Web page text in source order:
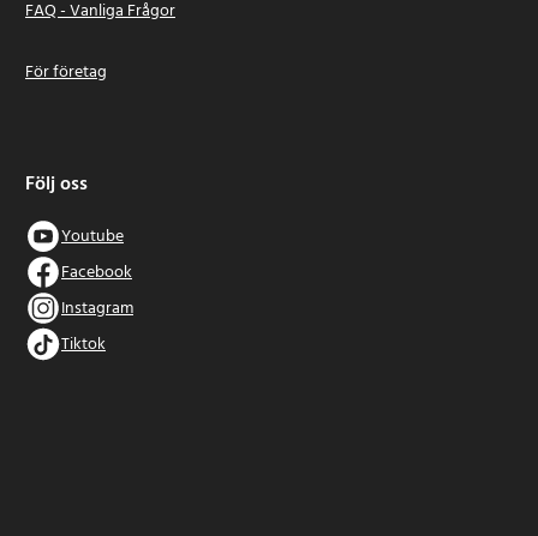
FAQ - Vanliga Frågor
För företag
Följ oss
Youtube
Facebook
Instagram
Tiktok